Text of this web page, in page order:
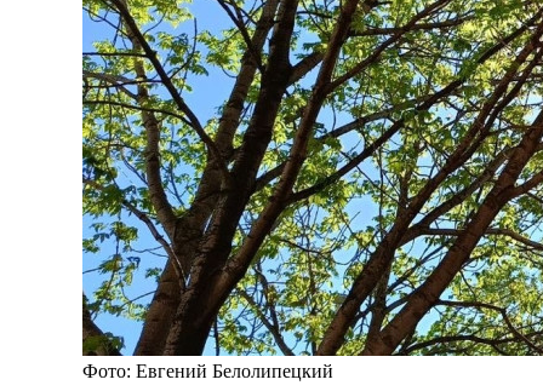
Фото: Евгений Белолипецкий